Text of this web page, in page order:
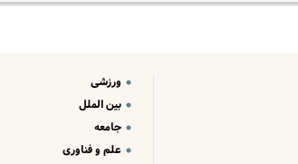
ورزشی
بین الملل
جامعه
علم و فناوری